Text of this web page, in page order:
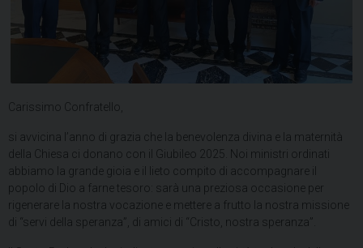
Carissimo Confratello,
si avvicina l’anno di grazia che la benevolenza divina e la maternità
della Chiesa ci donano con il Giubileo 2025. Noi ministri ordinati
abbiamo la grande gioia e il lieto compito di accompagnare il
popolo di Dio a farne tesoro: sarà una preziosa occasione per
rigenerare la nostra vocazione e mettere a frutto la nostra missione
di “servi della speranza”, di amici di “Cristo, nostra speranza”.